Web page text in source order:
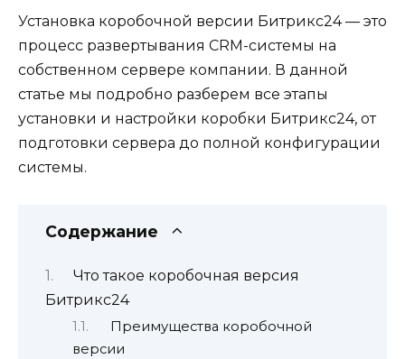
Установка коробочной версии Битрикс24 — это
процесс развертывания CRM-системы на
собственном сервере компании. В данной
статье мы подробно разберем все этапы
установки и настройки коробки Битрикс24, от
подготовки сервера до полной конфигурации
системы.
Содержание
Что такое коробочная версия
Битрикс24
Преимущества коробочной
версии